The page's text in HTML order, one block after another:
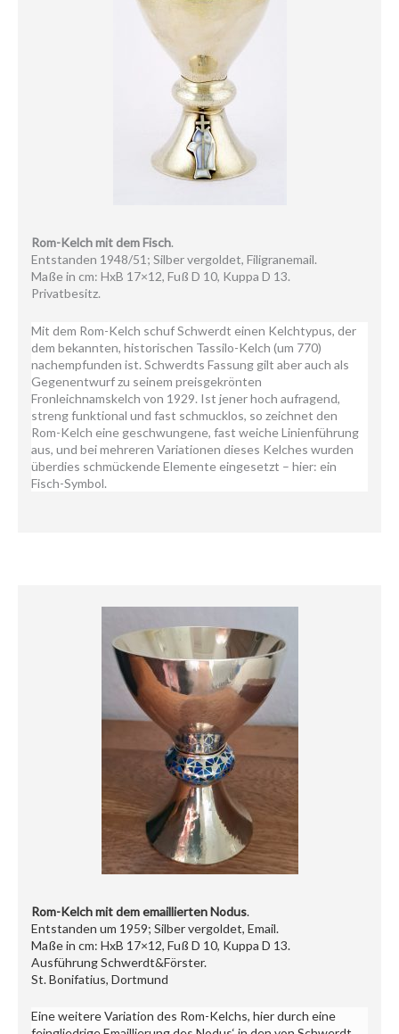
Rom-Kelch mit dem Fisch.
Entstanden 1948/51; Silber vergoldet, Filigranemail.
Maße in cm: HxB 17×12, Fuß D 10, Kuppa D 13.
Privatbesitz.
Mit dem Rom-Kelch schuf Schwerdt einen Kelchtypus, der
dem bekannten, historischen Tassilo-Kelch (um 770)
nachempfunden ist. Schwerdts Fassung gilt aber auch als
Gegenentwurf zu seinem preisgekrönten
Fronleichnamskelch von 1929. Ist jener hoch aufragend,
streng funktional und fast schmucklos, so zeichnet den
Rom-Kelch eine geschwungene, fast weiche Linienführung
aus, und bei mehreren Variationen dieses Kelches wurden
überdies schmückende Elemente eingesetzt – hier: ein
Fisch-Symbol.
Rom-Kelch mit dem emaillierten Nodus.
Entstanden um 1959; Silber vergoldet, Email.
Maße in cm: HxB 17×12, Fuß D 10, Kuppa D 13.
Ausführung Schwerdt&Förster.
St. Bonifatius, Dortmund
Eine weitere Variation des Rom-Kelchs, hier durch eine